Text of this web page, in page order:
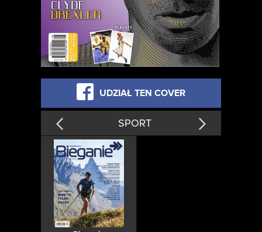
UDZIAŁ TEN COVER
SPORT